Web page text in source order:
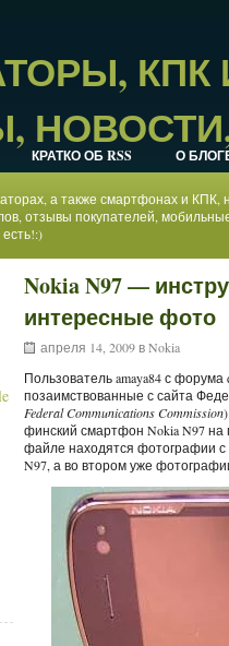
КРАТКО ОБ RSS О
а также смартфонах и
отзывы покупателей,
Nokia N97 —
интересные фото
апреля 14, 2009 вNokia
Пользователь amaya84 с
позаимствованные с сайта
Federal Communications Commission
финский смартфон Nokia N97
файле находятся фотографии с
N97, а во втором уже